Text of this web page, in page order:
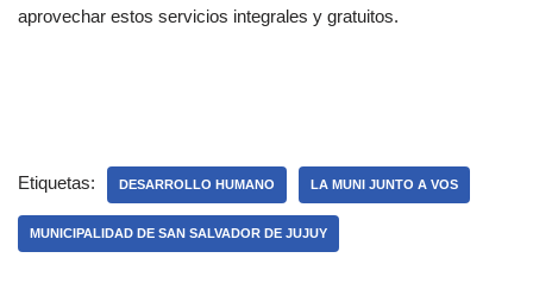
aprovechar estos servicios integrales y gratuitos.
Etiquetas: DESARROLLO HUMANO LA MUNI JUNTO A VOS
MUNICIPALIDAD DE SAN SALVADOR DE JUJUY